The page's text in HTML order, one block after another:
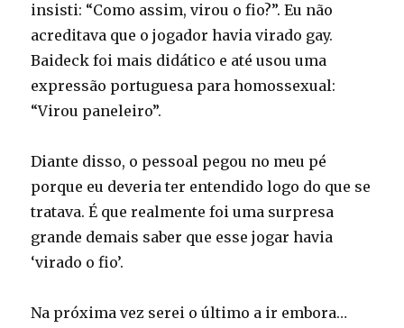
insisti: “Como assim, virou o fio?”. Eu não
acreditava que o jogador havia virado gay.
Baideck foi mais didático e até usou uma
expressão portuguesa para homossexual:
“Virou paneleiro”.
Diante disso, o pessoal pegou no meu pé
porque eu deveria ter entendido logo do que se
tratava. É que realmente foi uma surpresa
grande demais saber que esse jogar havia
‘virado o fio’.
Na próxima vez serei o último a ir embora…